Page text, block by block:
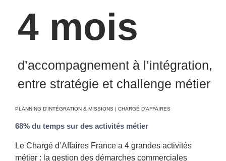
4 mois
d’accompagnement à l’intégration,
entre stratégie et challenge métier
PLANNING D'INTÉGRATION & MISSIONS | CHARGÉ D'AFFAIRES
68% du temps sur des activités métier
Le Chargé d’Affaires France a 4 grandes activités
métier : la gestion des démarches commerciales